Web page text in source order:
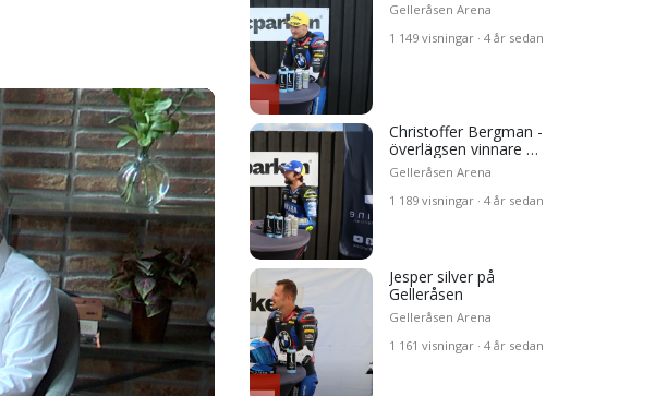
Gelleråsen Arena
1 149 visningar · 4 år sedan
Christoffer Bergman -
överlägsen vinnare på
Gelleråsen
Gelleråsen Arena
1 189 visningar · 4 år sedan
Jesper silver på
Gelleråsen
Gelleråsen Arena
1 161 visningar · 4 år sedan
Bikeweek - Missa inte den
ultimata motorhelge
Pro Superbike lyfter Bikeweek
till nästa nivå med en
storsatsning
Jesper tar silver
Jesper tar silver
Christoffer Bergman -
överlägsen vinnare på G
Christoffer Bergman -
överlägsen vinnare på
Gelleråsen
Jesper silver på Gelleråsen
Jesper silver på Gelleråsen